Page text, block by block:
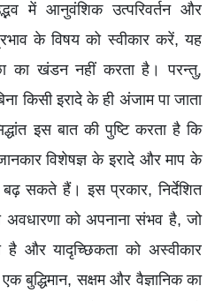
में आनुवंशिक उत्परिवर्तन और
के विषय को स्वीकार करें, यह
का खंडन नहीं करता है। परन्तु,
किसी इरादे के ही अंजाम पा जाता
इस बात की पुष्टि करता है कि
विशेषज्ञ के इरादे और माप के
सकते हैं। इस प्रकार, निर्देशित
अवधारणा को अपनाना संभव है, जो
और यादृच्छिकता को अस्वीकार
बुद्धिमान, सक्षम और वैज्ञानिक का